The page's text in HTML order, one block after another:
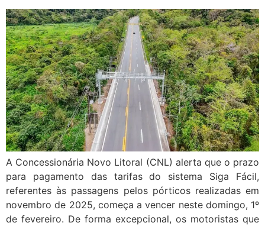
A Concessionária Novo Litoral (CNL) alerta que o prazo
para pagamento das tarifas do sistema Siga Fácil,
referentes às passagens pelos pórticos realizadas em
novembro de 2025, começa a vencer neste domingo, 1º
de fevereiro. De forma excepcional, os motoristas que